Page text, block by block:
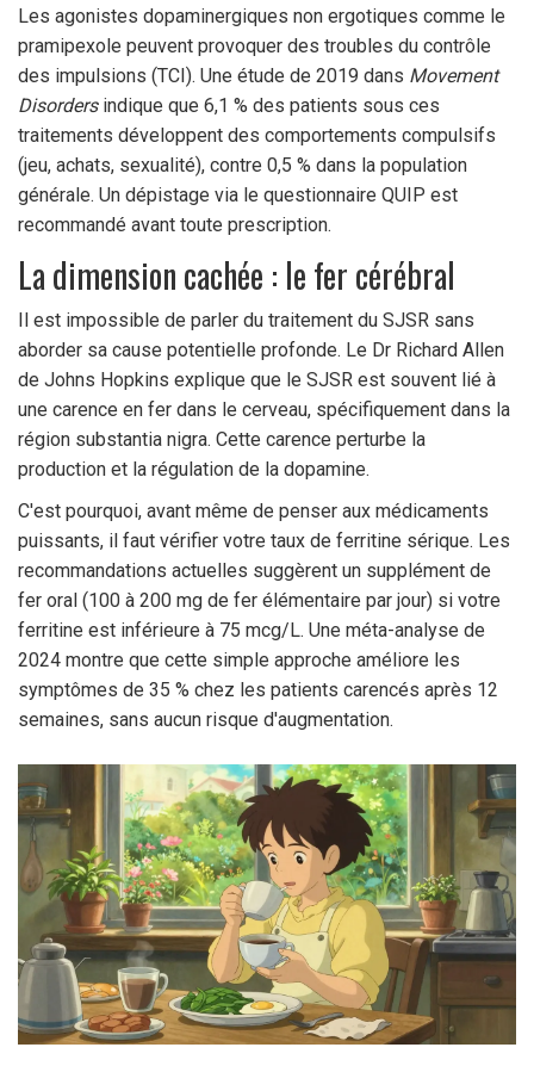
Les agonistes dopaminergiques non ergotiques comme le
pramipexole peuvent provoquer des troubles du contrôle
des impulsions (TCI). Une étude de 2019 dans Movement
Disordersindique que 6,1 % des patients sous ces
traitements développent des comportements compulsifs
(jeu, achats, sexualité), contre 0,5 % dans la population
générale. Un dépistage via le questionnaire QUIP est
recommandé avant toute prescription.
La dimension cachée : le fer cérébral
Il est impossible de parler du traitement du SJSR sans
aborder sa cause potentielle profonde. Le Dr Richard Allen
de Johns Hopkins explique que le SJSR est souvent lié à
une carence en fer dans le cerveau, spécifiquement dans la
région substantia nigra. Cette carence perturbe la
production et la régulation de la dopamine.
C'est pourquoi, avant même de penser aux médicaments
puissants, il faut vérifier votre taux de ferritine sérique. Les
recommandations actuelles suggèrent un supplément de
fer oral (100 à 200 mg de fer élémentaire par jour) si votre
ferritine est inférieure à 75 mcg/L. Une méta-analyse de
2024 montre que cette simple approche améliore les
symptômes de 35 % chez les patients carencés après 12
semaines, sans aucun risque d'augmentation.